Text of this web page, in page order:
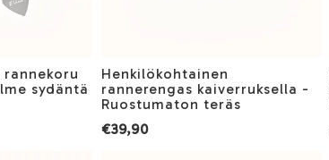
sydäntä
Henkilökohtainen
rannerengas kaiverruksella -
Ruostumaton teräs
€39,90